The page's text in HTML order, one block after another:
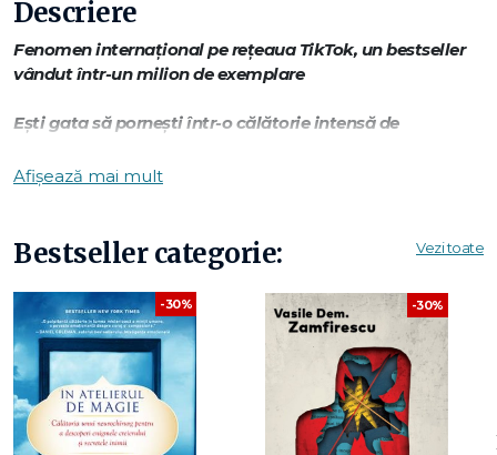
Descriere
Fenomen internațional pe rețeaua TikTok, un bestseller
vândut într-un milion de exemplare
Ești gata să pornești într-o călătorie intensă de
depășești atât obstacolele interioare, cât și acele convingeri
despre propria persoană care te împiedică să îți atingi
adevăratul potențial.
Bazat pe practici terapeutice recunoscute și deosebit de
eficiente, acest jurnal interactiv te va ghida în explorarea
aspectelor ascunse ale psihicului, pentru a te confrunta cu
sinele tău de umbră și a-l accepta. Folosind idei perspicace
și exerciții incitante, vei descoperi o cale de a obține o mai
Afișează mai mult
Bestseller categorie: Vezi toate
-30% -30%